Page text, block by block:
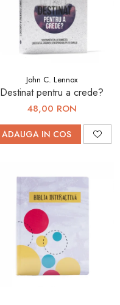
John C. Lennox
Destinat pentru a crede?
48,00 RON
ADAUGA IN COS